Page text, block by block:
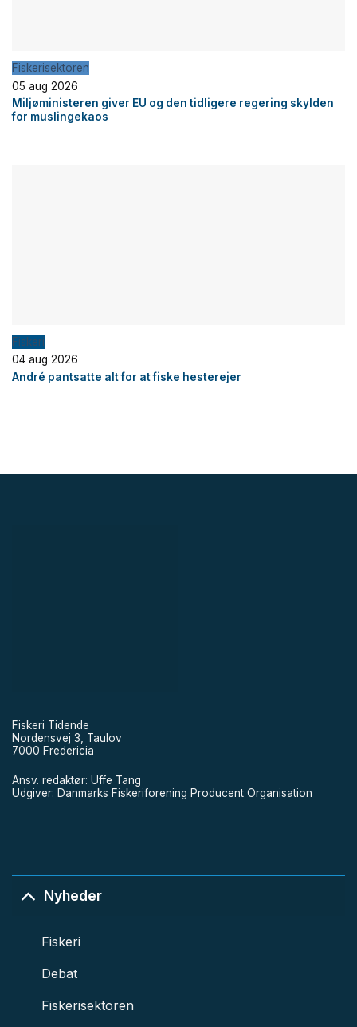
Fiskerisektoren
05 aug 2026
Miljøministeren giver EU og den tidligere regering skylden
for muslingekaos
Fiskeri
04 aug 2026
André pantsatte alt for at fiske hesterejer
Fiskeri Tidende
Nordensvej 3, Taulov
7000 Fredericia
Ansv. redaktør: Uffe Tang
Udgiver: Danmarks Fiskeriforening Producent Organisation
Nyheder
Fiskeri
Debat
Fiskerisektoren